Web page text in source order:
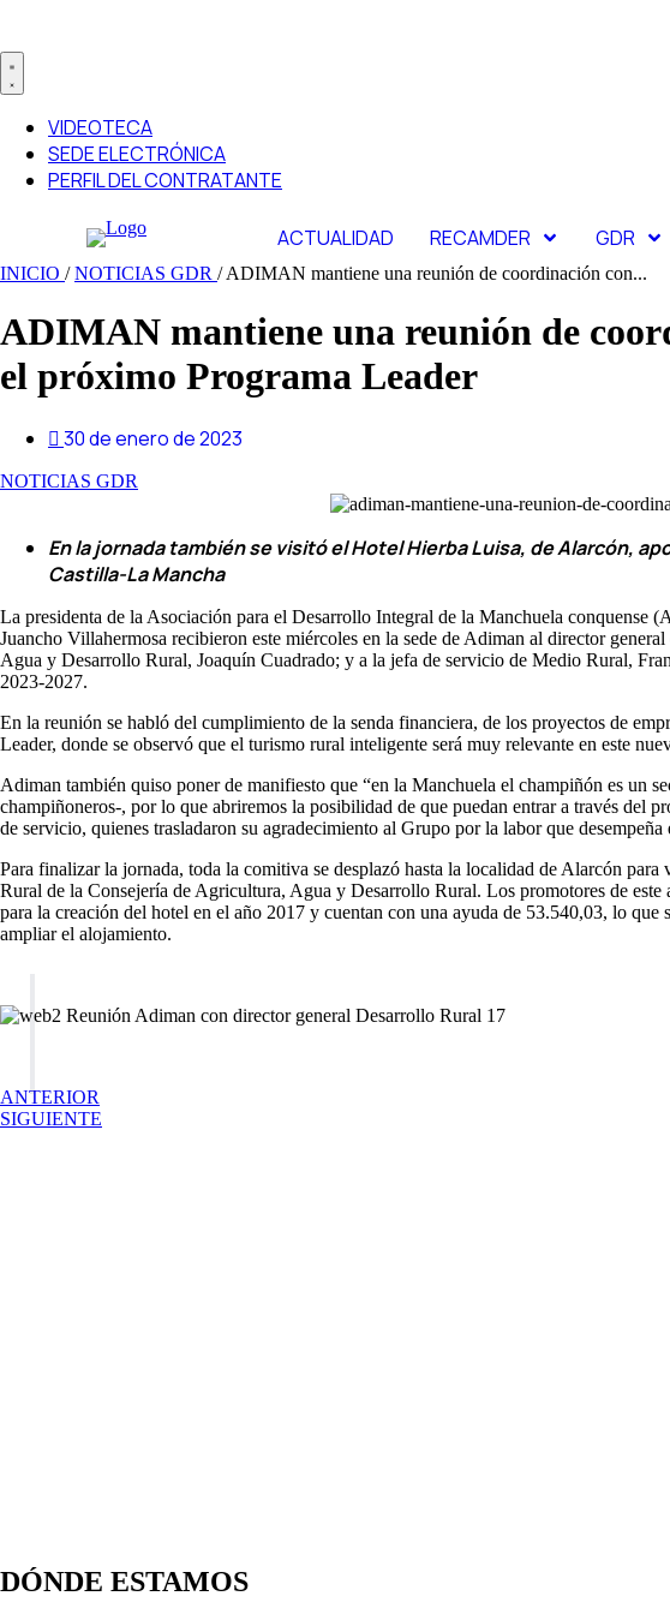
VIDEOTECA
SEDE ELECTRÓNICA
PERFIL DEL CONTRATANTE
ACTUALIDAD RECAMDER GDR
INICIO /NOTICIAS GDR /ADIMAN mantiene una reunión de coordinación con...
ADIMAN mantiene una reunión de
el próximo Programa Leader
30 de enero de 2023
NOTICIAS GDR
En la jornada también se visitó el Hotel Hierba Luisa, de Alarcón,
Castilla-La Mancha
La presidenta de la Asociación para el Desarrollo Integral de la Manchuela
Juancho Villahermosa recibieron este miércoles en la sede de Adiman al director
Agua y Desarrollo Rural, Joaquín Cuadrado; y a la jefa de servicio de Medio Rural,
2023-2027.
En la reunión se habló del cumplimiento de la senda financiera, de los proyectos de
Leader, donde se observó que el turismo rural inteligente será muy relevante en este
Adiman también quiso poner de manifiesto que “en la Manchuela el champiñón es un
champiñoneros-, por lo que abriremos la posibilidad de que puedan entrar a través del
de servicio, quienes trasladaron su agradecimiento al Grupo por la labor que
Para finalizar la jornada, toda la comitiva se desplazó hasta la localidad de Alarcón
Rural de la Consejería de Agricultura, Agua y Desarrollo Rural. Los promotores de
para la creación del hotel en el año 2017 y cuentan con una ayuda de 53.540,03, lo
ampliar el alojamiento.
ANTERIOR
SIGUIENTE
DÓNDE ESTAMOS